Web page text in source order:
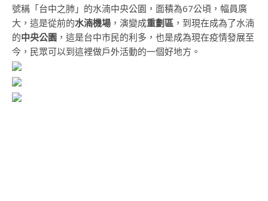
號稱「台中之肺」的水湳中央公園，面積為67公頃，幅員廣
大，這是從前的水湳機場 ，演變成重劃區 ，到現在成為了水湳
的中央公園 ，這是台中市民的利多，也是成為現在疫情發展至
今，民眾可以到這裡做戶外活動的一個好地方。